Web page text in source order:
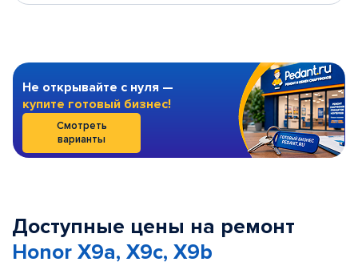
Не открывайте с нуля —
купите готовый бизнес!
Смотреть
варианты
Доступные цены на ремонт
Honor X9a, X9c, X9b